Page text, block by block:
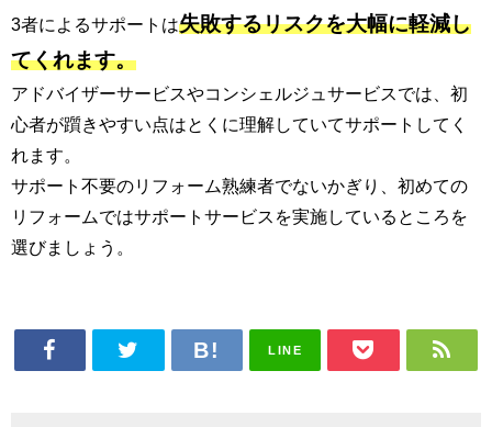
3者によるサポートは失敗するリスクを大幅に軽減し
てくれます。
アドバイザーサービスやコンシェルジュサービスでは、初
心者が躓きやすい点はとくに理解していてサポートしてく
れます。
サポート不要のリフォーム熟練者でないかぎり、初めての
リフォームではサポートサービスを実施しているところを
選びましょう。
LINE